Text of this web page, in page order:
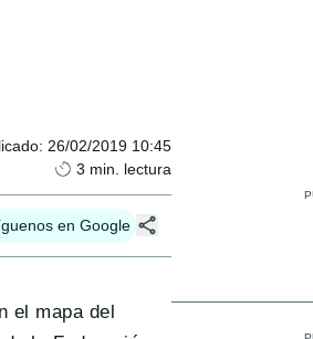
: 26/02/2019 10:45
3 min. lectura
en Google
el mapa del